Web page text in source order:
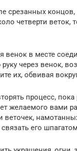
срезанных концов,
четверти веток,
венок в месте
руку через венок,
их, обвивая
процесс,
желаемого вами
веточек,
его